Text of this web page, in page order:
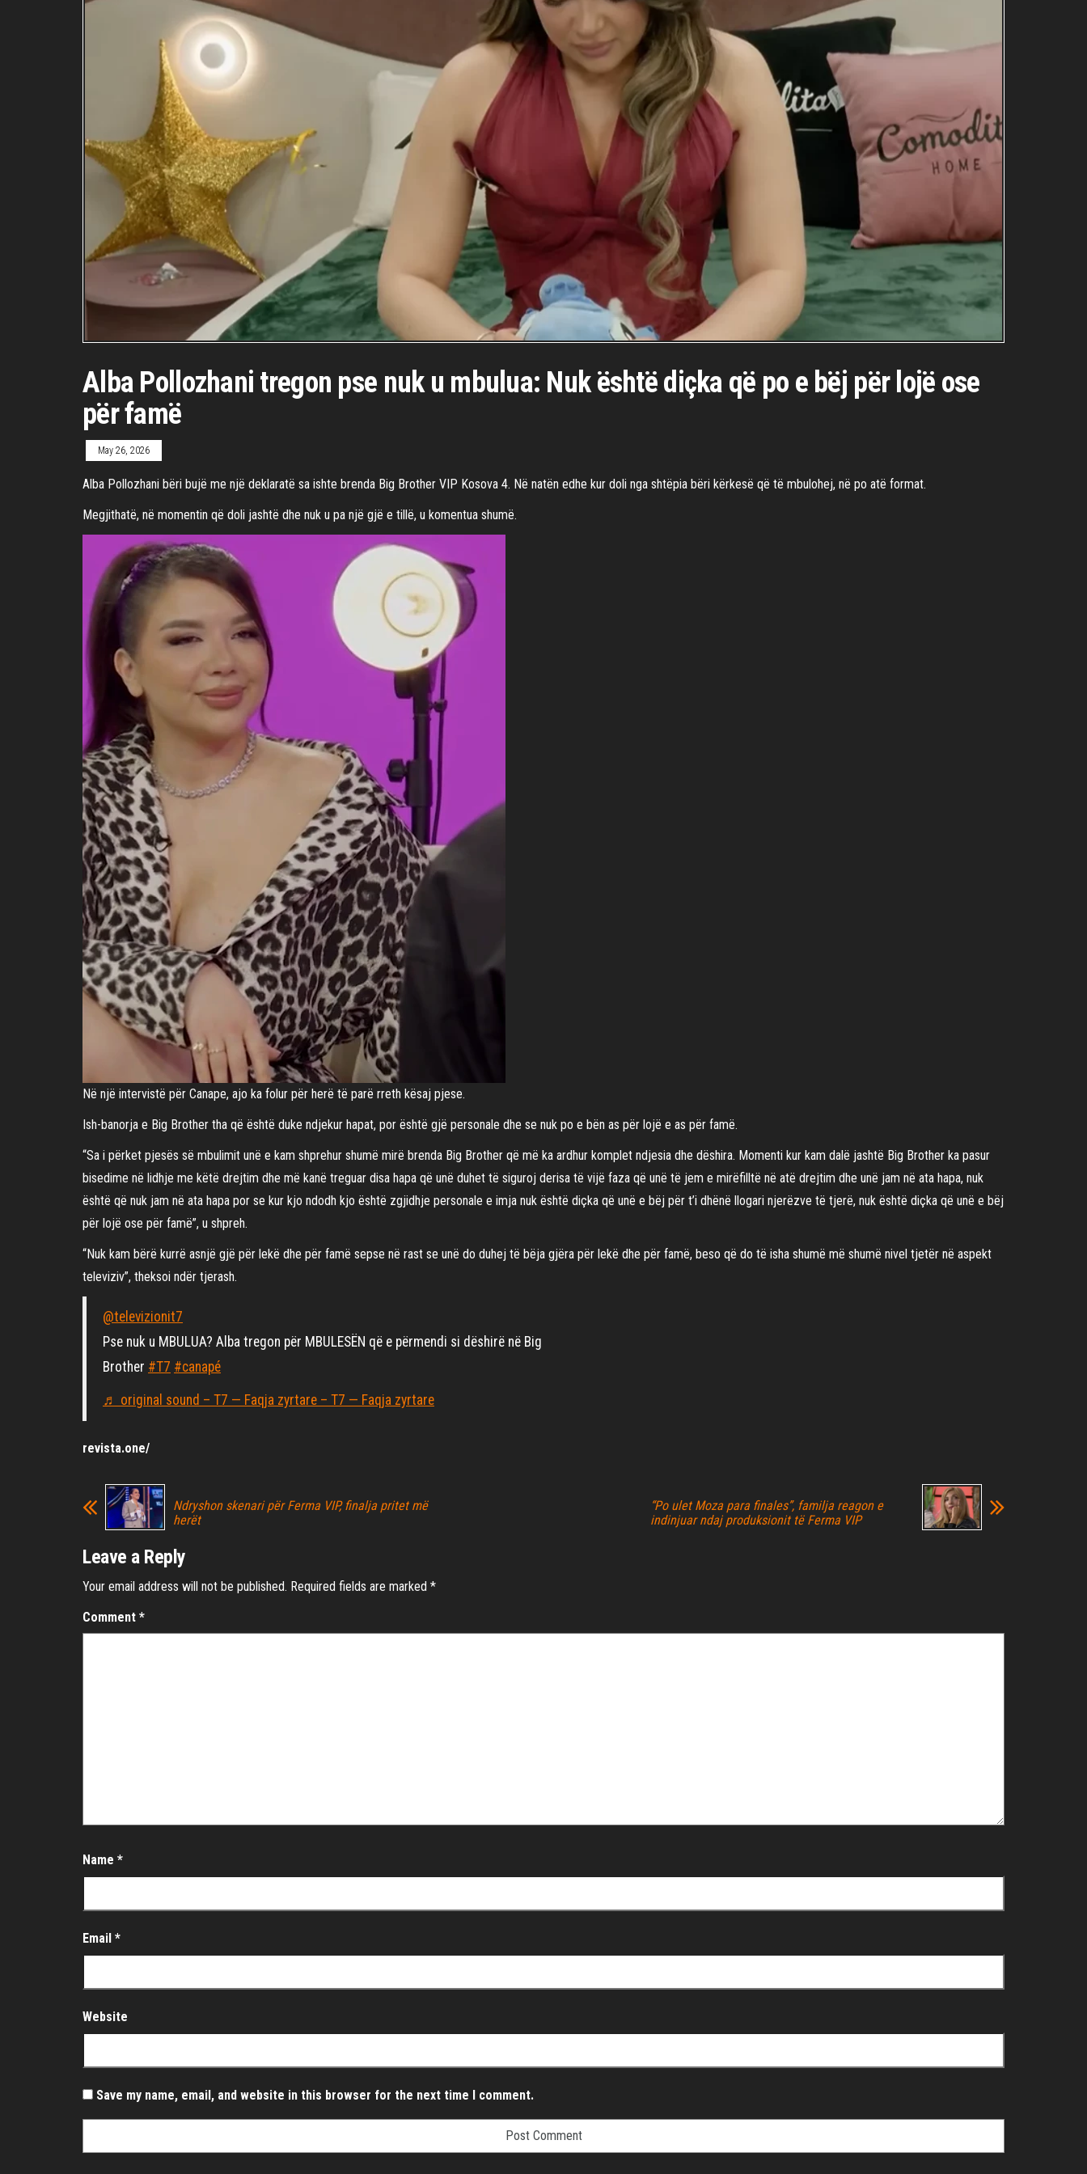
Alba Pollozhani tregon pse nuk u mbulua: Nuk është diçka që po e bëj për lojë ose
për famë
May 26, 2026
Alba Pollozhani bëri bujë me një deklaratë sa ishte brenda Big Brother VIP Kosova 4. Në natën edhe kur doli nga shtëpia bëri kërkesë që të mbulohej, në po atë format.
Megjithatë, në momentin që doli jashtë dhe nuk u pa një gjë e tillë, u komentua shumë.
Në një intervistë për Canape, ajo ka folur për herë të parë rreth kësaj pjese.
Ish-banorja e Big Brother tha që është duke ndjekur hapat, por është gjë personale dhe se nuk po e bën as për lojë e as për famë.
“Sa i përket pjesës së mbulimit unë e kam shprehur shumë mirë brenda Big Brother që më ka ardhur komplet ndjesia dhe dëshira. Momenti kur kam dalë jashtë Big Brother ka pasur
bisedime në lidhje me këtë drejtim dhe më kanë treguar disa hapa që unë duhet të siguroj derisa të vijë faza që unë të jem e mirëfilltë në atë drejtim dhe unë jam në ata hapa, nuk
është që nuk jam në ata hapa por se kur kjo ndodh kjo është zgjidhje personale e imja nuk është diçka që unë e bëj për t’i dhënë llogari njerëzve të tjerë, nuk është diçka që unë e bëj
për lojë ose për famë”, u shpreh.
“Nuk kam bërë kurrë asnjë gjë për lekë dhe për famë sepse në rast se unë do duhej të bëja gjëra për lekë dhe për famë, beso që do të isha shumë më shumë nivel tjetër në aspekt
televiziv”, theksoi ndër tjerash.
@televizionit7
Pse nuk u MBULUA? Alba tregon për MBULESËN që e përmendi si dëshirë në Big
Brother #T7 #canapé
♬ original sound – T7 — Faqja zyrtare – T7 — Faqja zyrtare
revista.one/
Ndryshon skenari për Ferma VIP, finalja pritet më
herët
“Po ulet Moza para finales”, familja reagon e
indinjuar ndaj produksionit të Ferma VIP
Leave a Reply
Your email address will not be published. Required fields are marked *
Comment *
Name *
Email *
Website
Save my name, email, and website in this browser for the next time I comment.